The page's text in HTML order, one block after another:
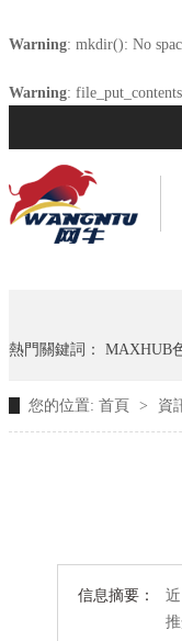
Warning: mkdir(): No
Warning:
熱門關鍵詞： MAXHUB
您的位置: 首頁 > 資
信息摘要：